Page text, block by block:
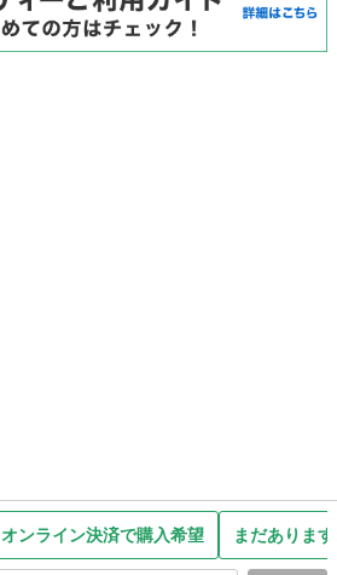
オンライン決済で購入希望 まだありま